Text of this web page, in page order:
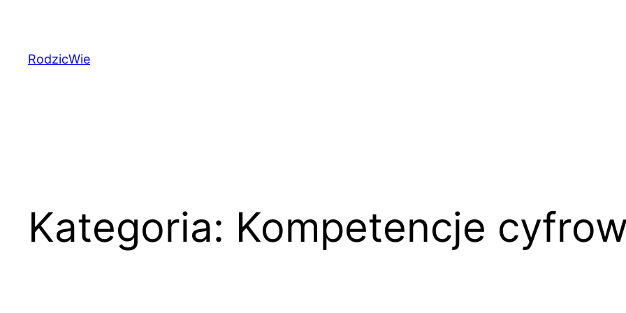
treściRodzicWie
Kategoria: Kompetencje